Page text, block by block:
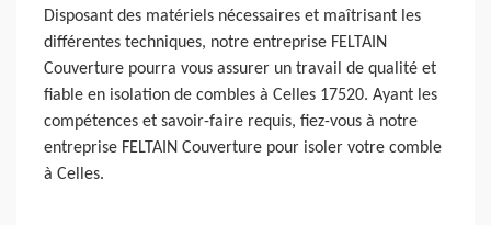
Disposant des matériels nécessaires et maîtrisant les
différentes techniques, notre entreprise FELTAIN
Couverture pourra vous assurer un travail de qualité et
fiable en isolation de combles à Celles 17520. Ayant les
compétences et savoir-faire requis, fiez-vous à notre
entreprise FELTAIN Couverture pour isoler votre comble
à Celles.